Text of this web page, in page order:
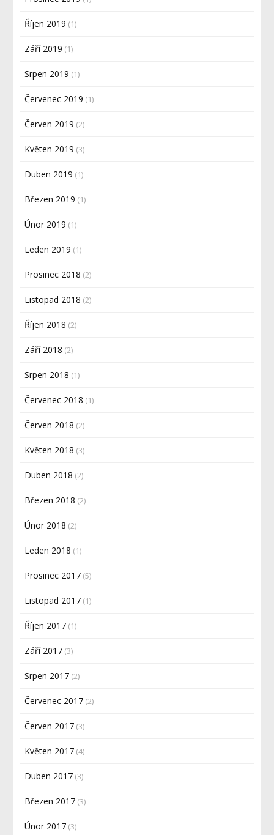
Říjen 2019 (1)
Září 2019 (1)
Srpen 2019 (1)
Červenec 2019 (1)
Červen 2019 (2)
Květen 2019 (3)
Duben 2019 (1)
Březen 2019 (1)
Únor 2019 (1)
Leden 2019 (1)
Prosinec 2018 (2)
Listopad 2018 (2)
Říjen 2018 (2)
Září 2018 (2)
Srpen 2018 (1)
Červenec 2018 (1)
Červen 2018 (2)
Květen 2018 (3)
Duben 2018 (2)
Březen 2018 (2)
Únor 2018 (2)
Leden 2018 (1)
Prosinec 2017 (5)
Listopad 2017 (1)
Říjen 2017 (1)
Září 2017 (3)
Srpen 2017 (2)
Červenec 2017 (2)
Červen 2017 (3)
Květen 2017 (4)
Duben 2017 (3)
Březen 2017 (3)
Únor 2017 (3)